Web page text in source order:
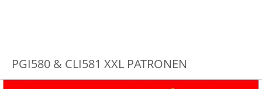
PGI580 & CLI581 XXL PATRONEN